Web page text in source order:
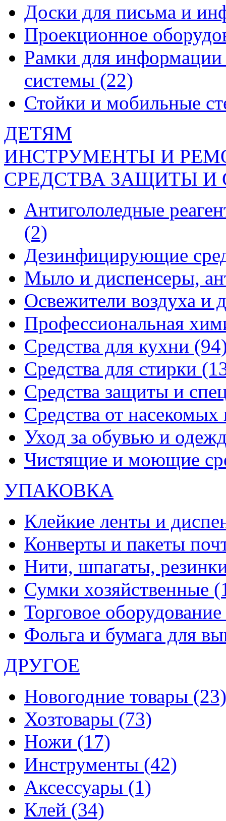
Доски для письма и
Проекционное
Рамки для
системы (22)
Стойки и мобильные
ДЕТЯМ
ИНСТРУМЕНТЫ И
СРЕДСТВА ЗАЩИТЫ
Антигололедные
(2)
Дезинфицирующие
Мыло и диспенсеры,
Освежители воздуха и
Профессиональная
Средства для кухни
Средства для стирки
Средства защиты и
Средства от
Уход за обувью и
Чистящие и моющие
УПАКОВКА
Клейкие ленты и
Конверты и пакеты
Нити, шпагаты,
Сумки хозяйственные
Торговое оборудование
Фольга и бумага для
ДРУГОЕ
Новогодние товары (23)
Хозтовары (73)
Ножи (17)
Инструменты (42)
Аксессуары (1)
Клей (34)